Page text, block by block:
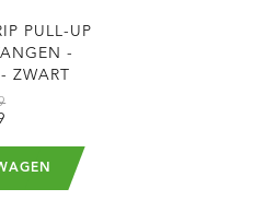
PULL-UP
-
ZWART